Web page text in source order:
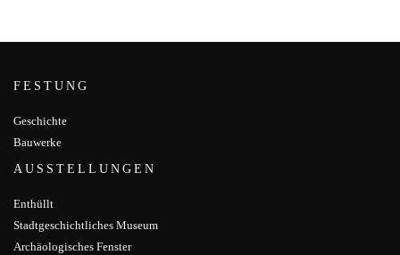
FESTUNG
Geschichte
Bauwerke
AUSSTELLUNGEN
Enthüllt
Stadtgeschichtliches Museum
Archäologisches Fenster